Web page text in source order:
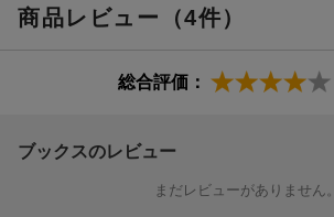
更新日：2026年07月16日
でも、ほら、葉っぱや花の形が明らかになる
みんなにもおなじみのあの花！と分かります
つる植物に興味がわいてきました。（レイ
【情
商品レビュー（4件）
総合評価：
ブックスのレビュー
まだレビューがありません。